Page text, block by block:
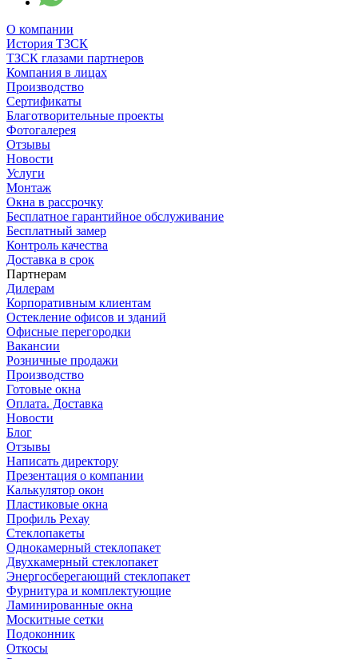
О компании
История ТЗСК
ТЗСК глазами партнеров
Компания в лицах
Производство
Сертификаты
Благотворительные проекты
Фотогалерея
Отзывы
Новости
Услуги
Монтаж
Окна в рассрочку
Бесплатное гарантийное обслуживание
Бесплатный замер
Контроль качества
Доставка в срок
Партнерам
Дилерам
Корпоративным клиентам
Остекление офисов и зданий
Офисные перегородки
Вакансии
Розничные продажи
Производство
Готовые окна
Оплата. Доставка
Новости
Блог
Отзывы
Написать директору
Презентация о компании
Калькулятор окон
Пластиковые окна
Профиль Рехау
Стеклопакеты
Однокамерный стеклопакет
Двухкамерный стеклопакет
Энергосберегающий стеклопакет
Фурнитура и комплектующие
Ламинированные окна
Москитные сетки
Подоконник
Откосы